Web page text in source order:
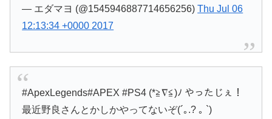
— エダマヨ (@1545946887714656256)Thu Jul 06
12:13:34 +0000 2017
#ApexLegends#APEX #PS4 (*≧∇≦)ﾉ やったじぇ！
最近野良さんとかしかやってないぞ(´｡.? ｡ `)